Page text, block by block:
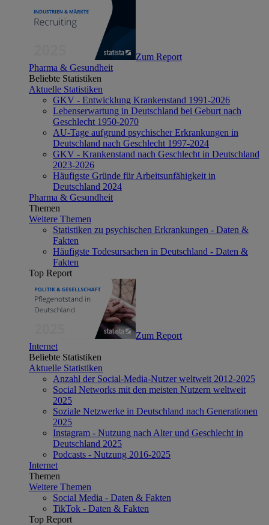
Zum Report
Pharma & Gesundheit
Beliebte Statistiken
Aktuelle Statistiken
GKV - Entwicklung Krankenstand 1991-2026
Lebenserwartung in Deutschland bei Geburt nach
Geschlecht 1950-2070
AU-Tage aufgrund psychischer Erkrankungen in
Deutschland nach Geschlecht 1997-2024
GKV - Krankenstand nach Geschlecht in Deutschland
2023-2026
Häufigste Gründe für Arbeitsunfähigkeit in
Deutschland 2024
Pharma & Gesundheit
Themen
Weitere Themen
Statistiken zu psychischen Erkrankungen - Daten &
Fakten
Häufigste Todesursachen in Deutschland - Daten &
Fakten
Top Report
Zum Report
Internet
Beliebte Statistiken
Aktuelle Statistiken
Anzahl der Social-Media-Nutzer weltweit 2012-2025
Social Networks mit den meisten Nutzern weltweit
2025
Soziale Netzwerke in Deutschland nach Generationen
2025
Instagram - Nutzung nach Alter und Geschlecht in
Deutschland 2025
Podcasts - Nutzung 2016-2025
Internet
Themen
Weitere Themen
Social Media - Daten & Fakten
TikTok - Daten & Fakten
Top Report